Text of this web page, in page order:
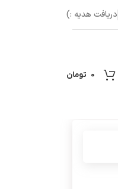
دریافت هدیه :)
0 تومان